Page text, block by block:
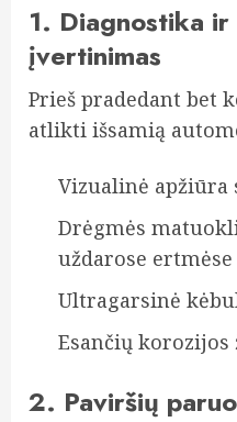
1. Diagnostika
įvertinimas
Prieš pradedant bet
atlikti išsamią
Vizualinė apžiūra
Drėgmės
uždarose ertmėse
Ultragarsinė
Esančių
2. Paviršių